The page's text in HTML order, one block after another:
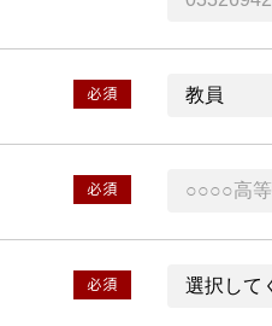
必須
必須
必須